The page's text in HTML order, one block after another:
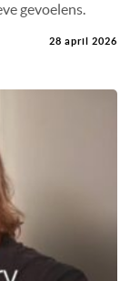
gevoelens.
28 april 2026